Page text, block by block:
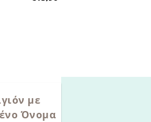
με
Όνομα